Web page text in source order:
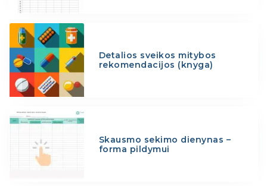
Detalios sveikos mitybos
rekomendacijos (knyga)
Skausmo sekimo dienynas –
forma pildymui